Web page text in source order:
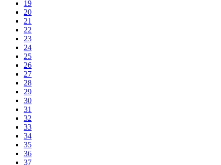
19
20
21
22
23
24
25
26
27
28
29
30
31
32
33
34
35
36
37